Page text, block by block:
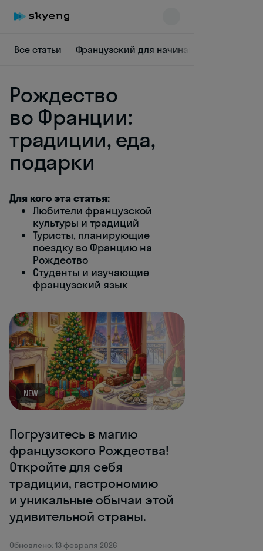
Все статьи Французский для начинающих
Рождество
во Франции:
традиции, еда,
подарки
Для кого эта статья:
Любители французской
культуры и традиций
Туристы, планирующие
поездку во Францию на
Рождество
Студенты и изучающие
французский язык
NEW
Погрузитесь в магию
французского Рождества!
Откройте для себя
традиции, гастрономию
и уникальные обычаи этой
удивительной страны.
Обновлено: 13 февраля 2026
Skyeng Chat
online